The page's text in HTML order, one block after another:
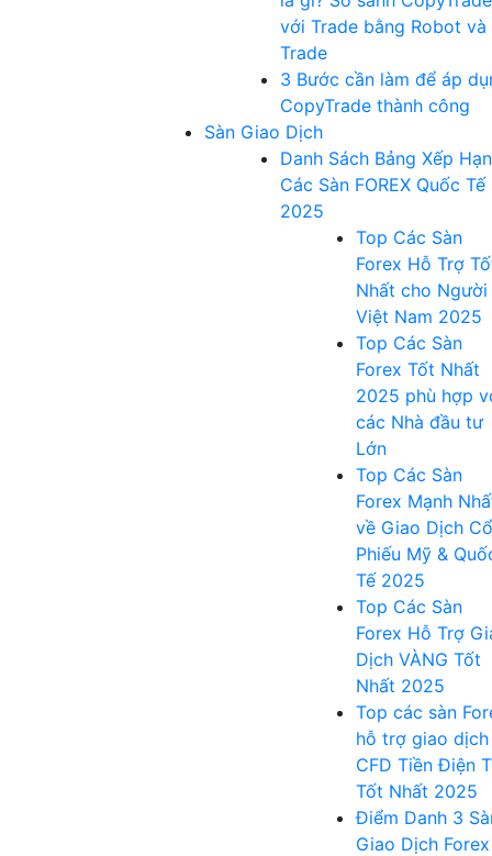
với Trade bằng Robot và
Trade
3 Bước cần làm để áp
CopyTrade thành công
Sàn Giao Dịch
Danh Sách Bảng Xếp
Các Sàn FOREX Quốc Tế
2025
Top Các Sàn
Forex Hỗ Trợ
Nhất cho Người
Việt Nam 2025
Top Các Sàn
Forex Tốt Nhất
2025 phù hợp
các Nhà đầu tư
Lớn
Top Các Sàn
Forex Mạnh
về Giao Dịch Cổ
Phiếu Mỹ &
Tế 2025
Top Các Sàn
Forex Hỗ Trợ
Dịch VÀNG Tốt
Nhất 2025
Top các sàn
hỗ trợ giao dịch
CFD Tiền Điện
Tốt Nhất 2025
Điểm Danh 3
Giao Dịch Forex